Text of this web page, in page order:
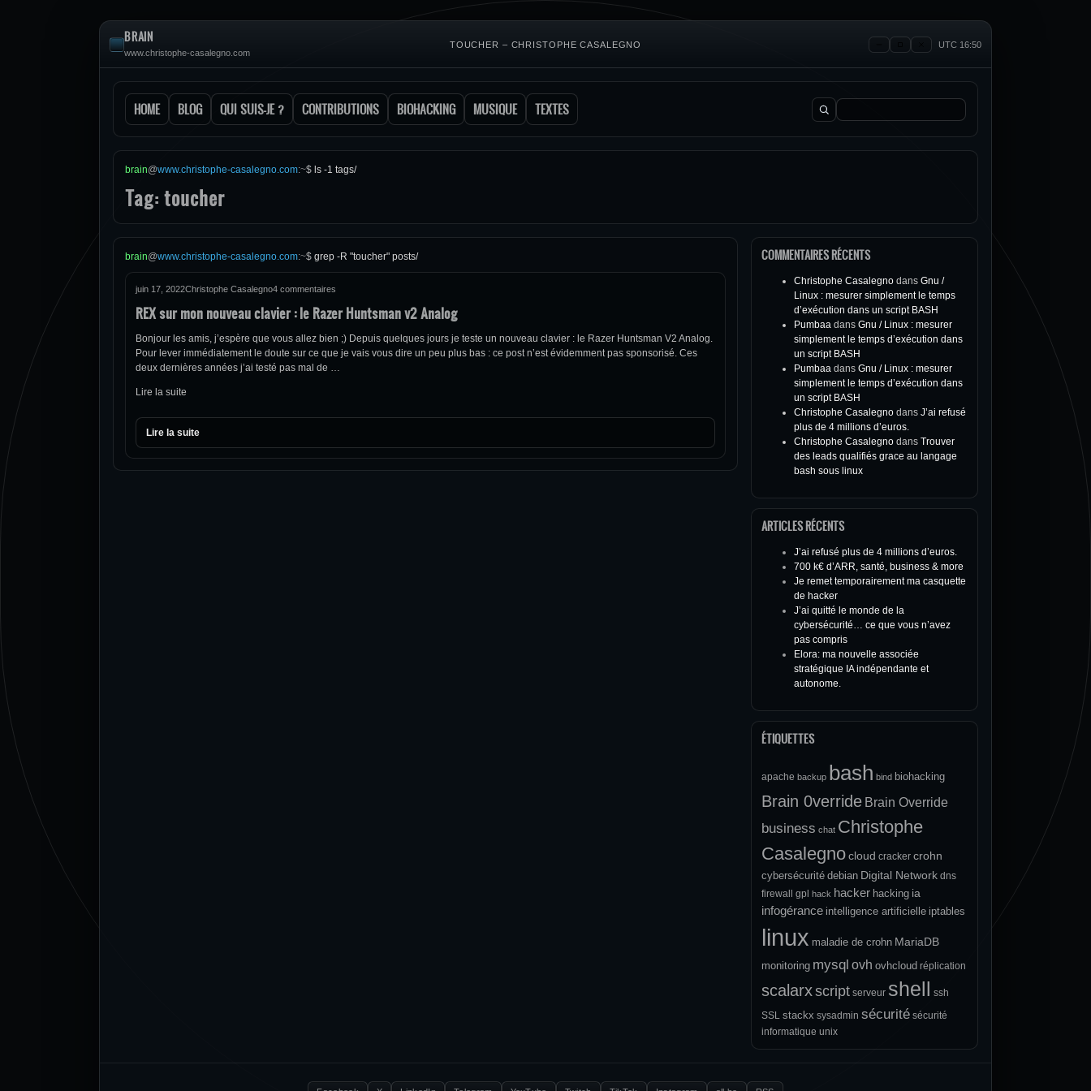
BRAIN
www.christophe-casalegno.com
TOUCHER – CHRISTOPHE CASALEGNO UTC 16:50
HOME BLOG QUI SUIS-JE ? CONTRIBUTIONS BIOHACKING MUSIQUE TEXTES Rechercher :
brain@www.christophe-casalegno.com:~$ ls -1 tags/
Tag: toucher
brain@www.christophe-casalegno.com:~$ grep -R "toucher" posts/
juin 17, 2022Christophe Casalegno4 commentaires
REX sur mon nouveau clavier : le Razer Huntsman v2 Analog
Bonjour les amis, j’espère que vous allez bien ;) Depuis quelques jours je teste un nouveau clavier : le Razer Huntsman V2 Analog.
Pour lever immédiatement le doute sur ce que je vais vous dire un peu plus bas : ce post n’est évidemment pas sponsorisé. Ces
deux dernières années j’ai testé pas mal de …
Lire la suite
Lire la suite
COMMENTAIRES RÉCENTS
Christophe Casalegno dans Gnu /
Linux : mesurer simplement le temps
d’exécution dans un script BASH
Pumbaa dans Gnu / Linux : mesurer
simplement le temps d’exécution dans
un script BASH
Pumbaa dans Gnu / Linux : mesurer
simplement le temps d’exécution dans
un script BASH
Christophe Casalegno dans J’ai refusé
plus de 4 millions d’euros.
Christophe Casalegno dans Trouver
des leads qualifiés grace au langage
bash sous linux
ARTICLES RÉCENTS
J’ai refusé plus de 4 millions d’euros.
700 k€ d’ARR, santé, business & more
Je remet temporairement ma casquette
de hacker
J’ai quitté le monde de la
cybersécurité… ce que vous n’avez
pas compris
Elora: ma nouvelle associée
stratégique IA indépendante et
autonome.
ÉTIQUETTES
apache backup bash bind biohacking
Brain 0verride Brain Override
business chat Christophe
Casalegnocloud cracker crohn
cybersécurité debian Digital Network dns
firewall
gpl hack hacker hacking ia
infogérance intelligence artificielle iptables
linux maladie de crohn MariaDB
monitoring mysql ovh ovhcloud réplication
scalarxscript serveur shell
ssh
SSL stackx sysadmin sécurité sécurité
informatique unix